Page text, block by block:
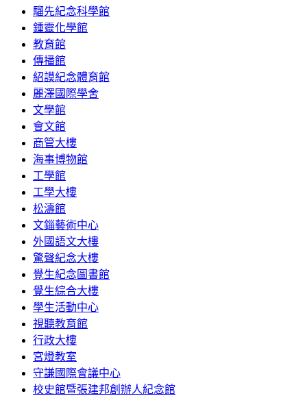
騮先紀念科學館
鍾靈化學館
教育館
傳播館
紹謨紀念體育館
麗澤國際學舍
文學館
會文館
商管大樓
海事博物館
工學館
工學大樓
松濤館
文錙藝術中心
外國語文大樓
驚聲紀念大樓
覺生紀念圖書館
覺生綜合大樓
學生活動中心
視聽教育館
行政大樓
宮燈教室
守謙國際會議中心
校史館暨張建邦創辦人紀念館